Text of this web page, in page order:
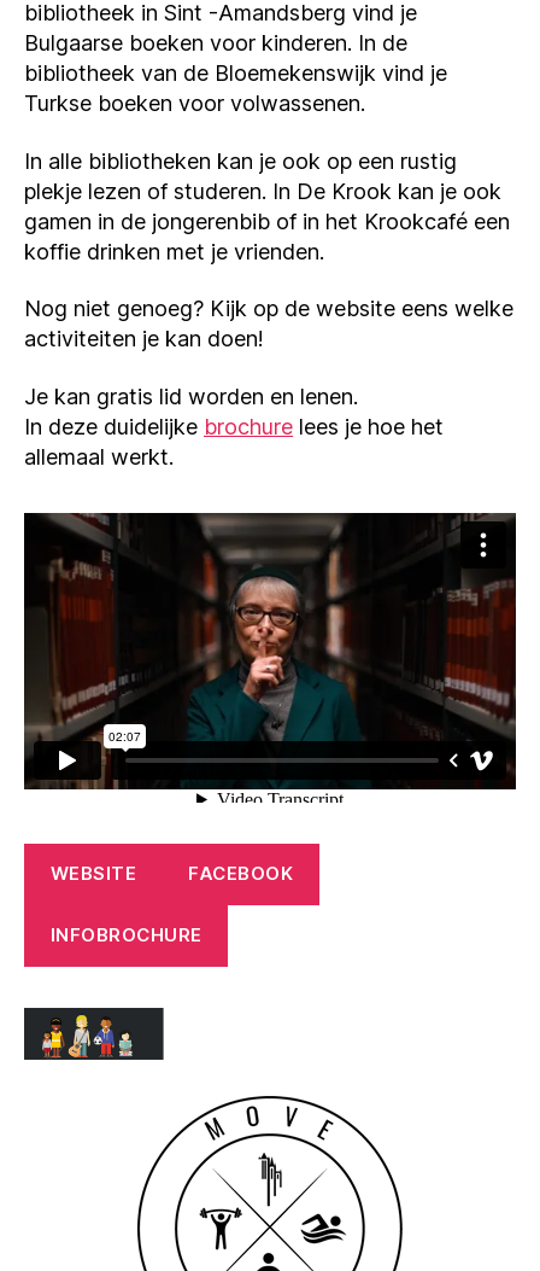
bibliotheek in Sint -Amandsberg vind je
Bulgaarse boeken voor kinderen. In de
bibliotheek van de Bloemekenswijk vind je
Turkse boeken voor volwassenen.
In alle bibliotheken kan je ook op een rustig
plekje lezen of studeren. In De Krook kan je ook
gamen in de jongerenbib of in het Krookcafé een
koffie drinken met je vrienden.
Nog niet genoeg? Kijk op de website eens welke
activiteiten je kan doen!
Je kan gratis lid worden en lenen.
In deze duidelijke brochure lees je hoe het
allemaal werkt.
WEBSITE FACEBOOK
INFOBROCHURE